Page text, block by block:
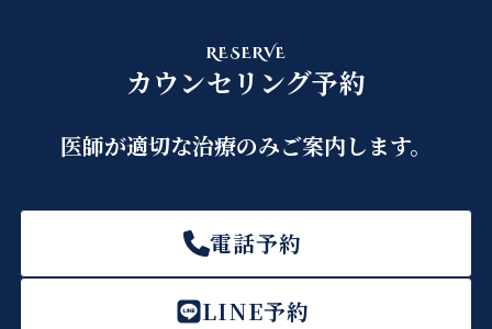
RESERVE
カウンセリング予約
医師が適切な治療のみご案内します。
電話予約
LINE予約